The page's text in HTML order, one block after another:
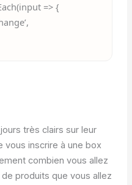
=> {
très clairs sur leur
vous inscrire à une box
combien vous allez
produits que vous allez